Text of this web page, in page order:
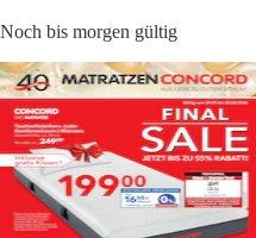
Noch bis morgen gültig